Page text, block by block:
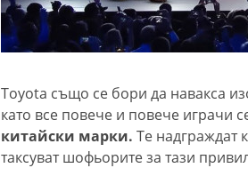
Toyota също се бори да навакса
като все повече и повече играчи
китайски марки. Те надграждат
таксуват шофьорите за тази